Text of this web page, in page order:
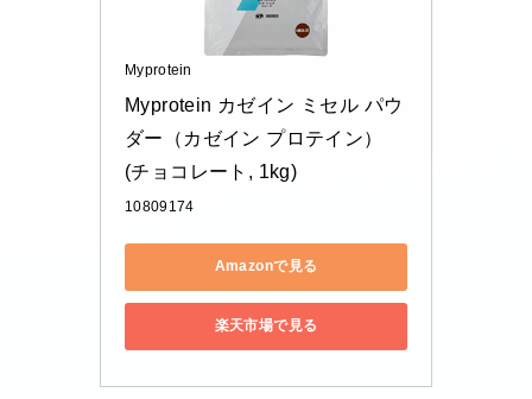
Myprotein
Myprotein カゼイン ミセル パウ
ダー（カゼイン プロテイン）
(チョコレート, 1kg)
10809174
Amazonで見る
楽天市場で見る